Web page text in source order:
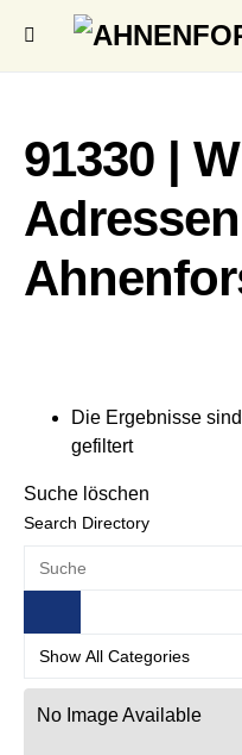
91330 |
Die Ergebnisse
gefiltert
Suche löschen
Search Directory
No Image Available